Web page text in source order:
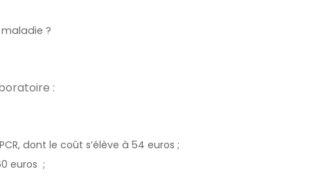
maladie ?
:
dont le coût s’élève à 54 euros ;
euros ;